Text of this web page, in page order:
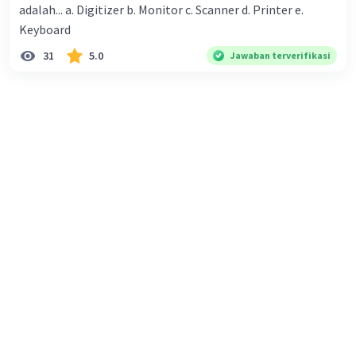
Salsabila M
14 Maret 2024 01:42
mampu mengatasi bencana
adalah... a. Digitizer b. Monitor c. Scanner d. Printer e.
Keyboard
31 5.0 Jawaban terverifikasi